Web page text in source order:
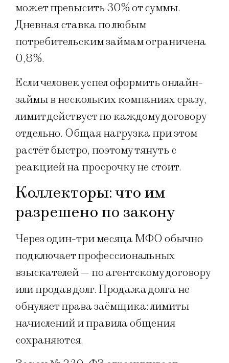
может превысить 30% от суммы.
Дневная ставка по любым
потребительским займам ограничена
0,8%.
Если человек успел оформить онлайн-
займы в нескольких компаниях сразу,
лимит действует по каждому договору
отдельно. Общая нагрузка при этом
растёт быстро, поэтому тянуть с
реакцией на просрочку не стоит.
Коллекторы: что им
разрешено по закону
Через один-три месяца МФО обычно
подключает профессиональных
взыскателей — по агентскому договору
или продав долг. Продажа долга не
обнуляет права заёмщика: лимиты
начислений и правила общения
сохраняются.